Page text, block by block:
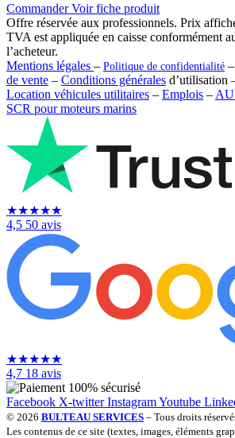
CommanderVoir fiche produit
Offre réservée aux professionnels. Prix
TVA est appliquée en caisse conformément
l’acheteur.
Mentions légales – Politique de confidentialité –
de vente – Conditions générales d’utilisation
Location véhicules utilitaires – Emplois –
SCR pour moteurs marins
★★★★★
4,5 50 avis
★★★★★
4,7 18 avis
Facebook X-twitter InstagramYoutube
© 2026 BULTEAU SERVICES – Tous droits
Les contenus de ce site (textes, images, éléments